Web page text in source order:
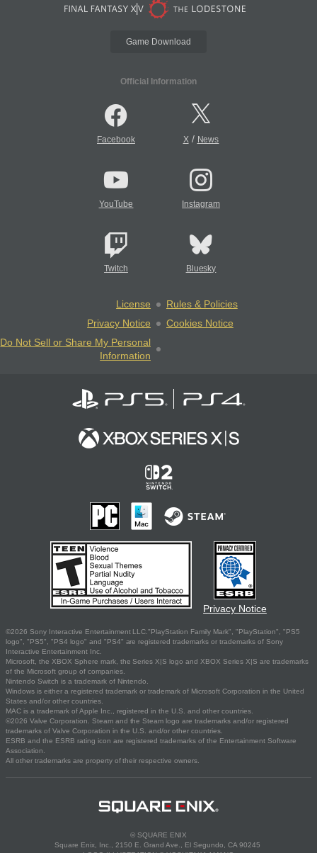
Game Download
Official Information
Facebook X/ News
YouTube Instagram
Twitch Bluesky
License
Rules & Policies
Privacy Notice
Cookies Notice
Do Not Sell or Share My Personal
Information
Privacy Notice
©2026 Sony Interactive Entertainment LLC."PlayStation Family Mark", "PlayStation", "PS5
logo", "PS5", "PS4 logo" and "PS4" are registered trademarks or trademarks of Sony
Interactive Entertainment Inc.
Microsoft, the XBOX Sphere mark, the Series X|S logo and XBOX Series X|S are trademarks
of the Microsoft group of companies.
Nintendo Switch is a trademark of Nintendo.
Windows is either a registered trademark or trademark of Microsoft Corporation in the United
States and/or other countries.
MAC is a trademark of Apple Inc., registered in the U.S. and other countries.
©2026 Valve Corporation. Steam and the Steam logo are trademarks and/or registered
trademarks of Valve Corporation in the U.S. and/or other countries.
ESRB and the ESRB rating icon are registered trademarks of the Entertainment Software
Association.
All other trademarks are property of their respective owners.
© SQUARE ENIX
Square Enix, Inc., 2150 E. Grand Ave., El Segundo, CA 90245